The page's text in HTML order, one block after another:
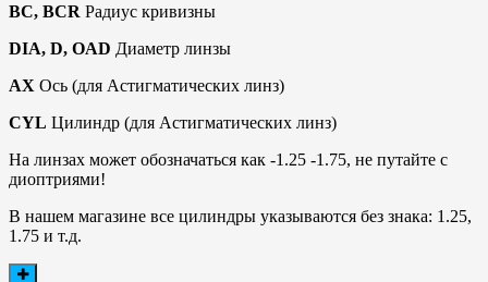
BC, BCR Радиус кривизны
DIA, D, OAD Диаметр линзы
AX Ось (для Астигматических линз)
CYL Цилиндр (для Астигматических линз)
На линзах может обозначаться как -1.25 -1.75, не путайте с
диоптриями!
В нашем магазине все цилиндры указываются без знака: 1.25,
1.75 и т.д.